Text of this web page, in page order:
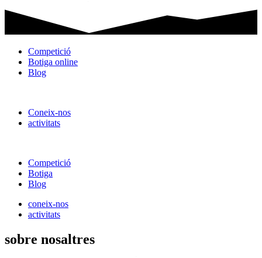
Competició
Botiga online
Blog
Coneix-nos
activitats
Competició
Botiga
Blog
coneix-nos
activitats
sobre nosaltres